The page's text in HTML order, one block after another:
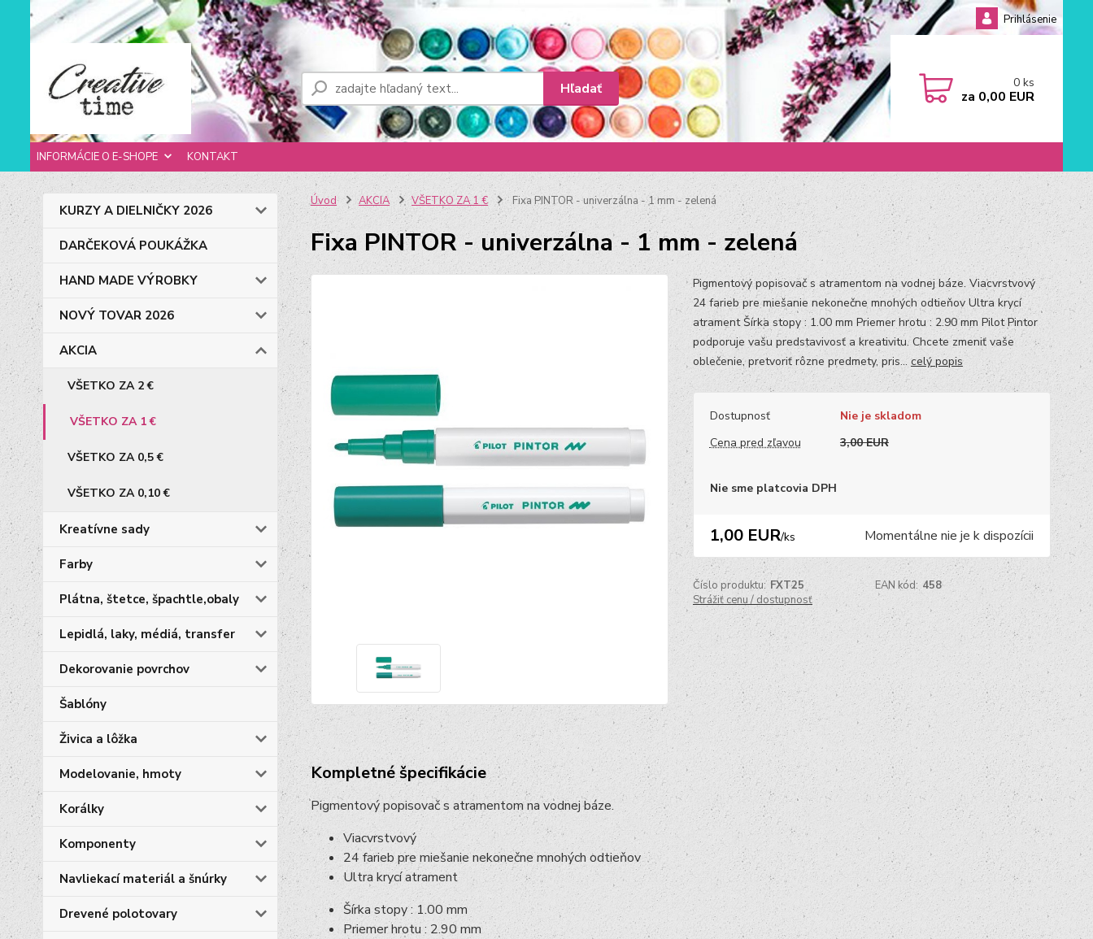
INFORMÁCIE O E-SHOPE KONTAKT
Prihlásenie
Hľadať 0ks
za 0,00 EUR
KURZY A DIELNIČKY 2026
DARČEKOVÁ POUKÁŽKA
HAND MADE VÝROBKY
NOVÝ TOVAR 2026
AKCIA
VŠETKO ZA 2 €
VŠETKO ZA 1 €
VŠETKO ZA 0,5 €
VŠETKO ZA 0,10 €
Kreatívne sady
Farby
Plátna, štetce, špachtle,obaly
Lepidlá, laky, médiá, transfer
Dekorovanie povrchov
Šablóny
Živica a lôžka
Modelovanie, hmoty
Korálky
Komponenty
Navliekací materiál a šnúrky
Drevené polotovary
Úvod AKCIA VŠETKO ZA 1 € Fixa PINTOR - univerzálna - 1 mm - zelená
Fixa PINTOR - univerzálna - 1 mm - zelená
Pigmentový popisovač s atramentom na vodnej báze. Viacvrstvový
24 farieb pre miešanie nekonečne mnohých odtieňov Ultra krycí
atrament Šírka stopy : 1.00 mm Priemer hrotu : 2.90 mm Pilot Pintor
podporuje vašu predstavivosť a kreativitu. Chcete zmeniť vaše
oblečenie, pretvoriť rôzne predmety, pris... celý popis
Dostupnosť
Nie je skladom
Cena pred zľavou
3,00 EUR
Nie sme platcovia DPH
1,00 EUR/ks Momentálne nie je k dispozícii
Číslo produktu: FXT25 EAN kód: 458
Strážiť cenu / dostupnosť
Kompletné špecifikácie
Pigmentový popisovač s atramentom na vodnej báze.
Viacvrstvový
24 farieb pre miešanie nekonečne mnohých odtieňov
Ultra krycí atrament
Šírka stopy : 1.00 mm
Priemer hrotu : 2.90 mm